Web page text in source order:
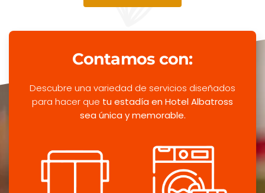
Contamos con:
Descubre una variedad de servicios diseñados
para hacer que tu estadía en Hotel Albatross
sea única y memorable.